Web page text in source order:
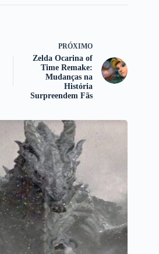
PRÓXIMO
Zelda Ocarina of
Time Remake:
Mudanças na
História
Surpreendem Fãs